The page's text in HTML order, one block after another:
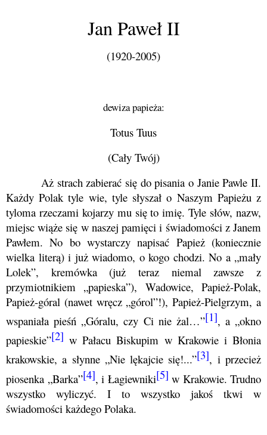
Jan Paweł II
(1920-2005)
dewiza papieża:
Totus Tuus
(Cały Twój)
Aż strach zabierać się do pisania o Janie Pawle II.
Każdy Polak tyle wie, tyle słyszał o Naszym Papieżu z
tyloma rzeczami kojarzy mu się to imię. Tyle słów, nazw,
miejsc wiąże się w naszej pamięci i świadomości z Janem
Pawłem. No bo wystarczy napisać Papież (koniecznie
wielka literą) i już wiadomo, o kogo chodzi. No a „mały
Lolek”, kremówka (już teraz niemal zawsze z
przymiotnikiem „papieska”), Wadowice, Papież-Polak,
Papież-góral (nawet wręcz „górol”!), Papież-Pielgrzym, a
wspaniała pieśń „Góralu, czy Ci nie żal…”[1], a „okno
papieskie”[2] w Pałacu Biskupim w Krakowie i Błonia
krakowskie, a słynne „Nie lękajcie się!...”[3], i przecież
piosenka „Barka”[4], i Łagiewniki[5] w Krakowie. Trudno
wszystko wyliczyć. I to wszystko jakoś tkwi w
świadomości każdego Polaka.